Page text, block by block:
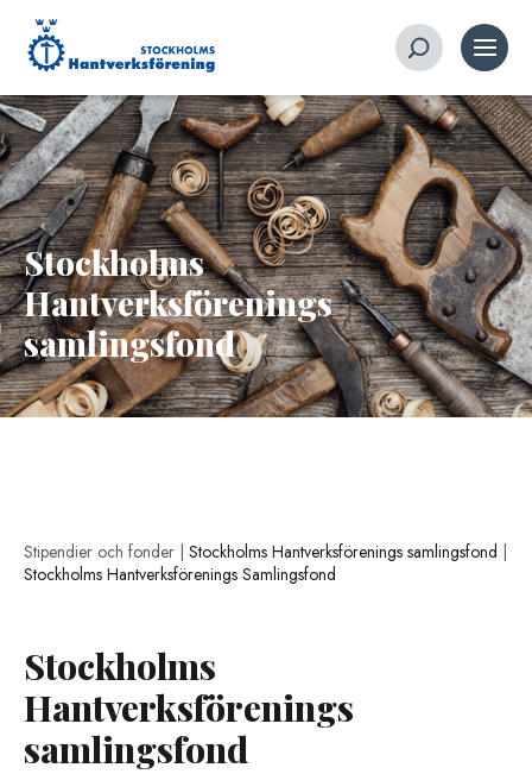
Stockholms
Hantverksförenings
samlingsfond
Stipendier och fonder | Stockholms Hantverksförenings samlingsfond
Stockholms Hantverksförenings Samlingsfond
Stockholms
Hantverksförenings
samlingsfond